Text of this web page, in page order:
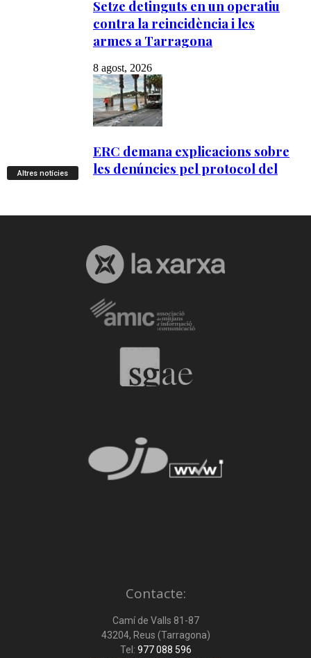
Altres notícies
Contacte:
Camí de Valls 81-87
43204, Reus (Tarragona)
Tel: 977 088 596